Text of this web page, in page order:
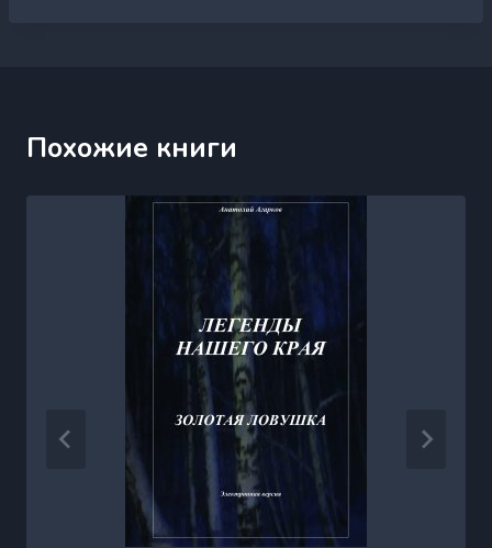
Похожие книги